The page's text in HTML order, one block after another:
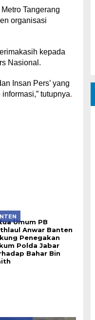
Tangerang
organisasi
kepada
Nasional.
Insan Pers’ yang
tutupnya.
Umum PB
Anwar Banten
Penegakan
Polda Jabar
Bahar Bin